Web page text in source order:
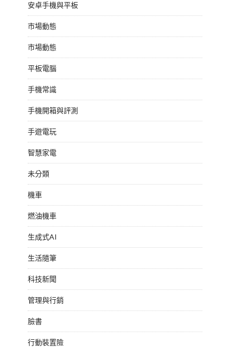
安卓手機與平板
市場動態
市場動態
平板電腦
手機常識
手機開箱與評測
手遊電玩
智慧家電
未分類
機車
燃油機車
生成式AI
生活隨筆
科技新聞
管理與行銷
臉書
行動裝置險